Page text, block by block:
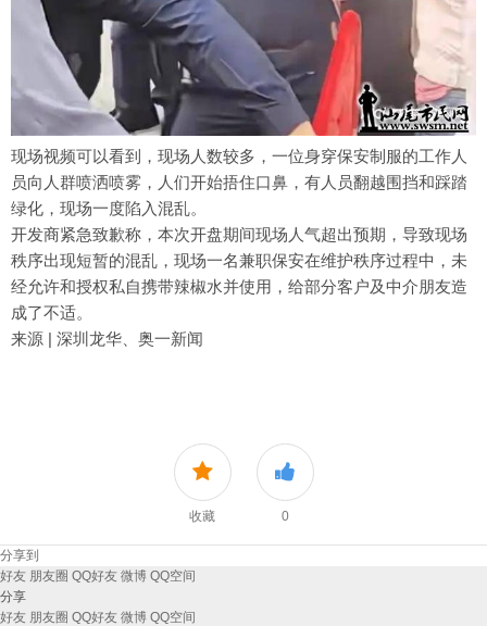
现场视频可以看到，现场人数较多，一位身穿保安制服的工作人
员向人群喷洒喷雾，人们开始捂住口鼻，有人员翻越围挡和踩踏
绿化，现场一度陷入混乱。
开发商紧急致歉称，本次开盘期间现场人气超出预期，导致现场
秩序出现短暂的混乱，现场一名兼职保安在维护秩序过程中，未
经允许和授权私自携带辣椒水并使用，给部分客户及中介朋友造
成了不适。
来源 | 深圳龙华、奥一新闻
收藏 0
分享到
好友 朋友圈 QQ好友 微博 QQ空间
分享
好友 朋友圈 QQ好友 微博 QQ空间